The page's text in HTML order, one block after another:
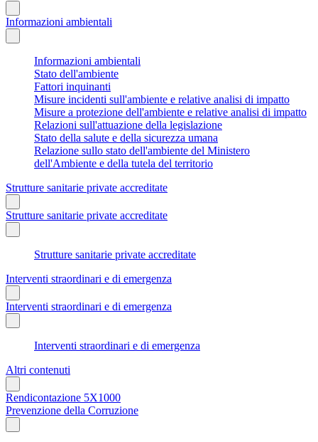
Informazioni ambientali
Informazioni ambientali
Stato dell'ambiente
Fattori inquinanti
Misure incidenti sull'ambiente e relative analisi di impatto
Misure a protezione dell'ambiente e relative analisi di impatto
Relazioni sull'attuazione della legislazione
Stato della salute e della sicurezza umana
Relazione sullo stato dell'ambiente del Ministero
dell'Ambiente e della tutela del territorio
Strutture sanitarie private accreditate
Strutture sanitarie private accreditate
Strutture sanitarie private accreditate
Interventi straordinari e di emergenza
Interventi straordinari e di emergenza
Interventi straordinari e di emergenza
Altri contenuti
Rendicontazione 5X1000
Prevenzione della Corruzione